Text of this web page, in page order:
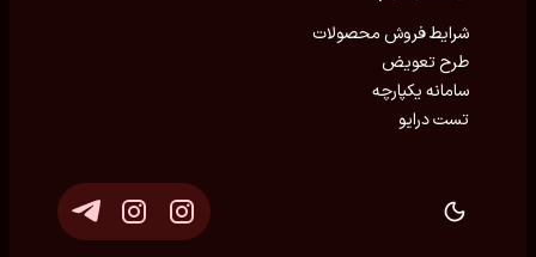
شرایط فروش محصولات
طرح تعویض
سامانه یکپارچه
تست درایو
Eron